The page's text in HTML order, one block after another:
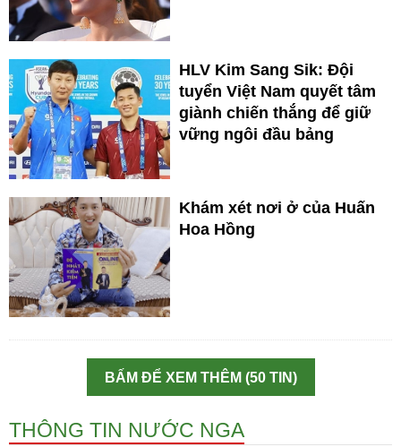
HLV Kim Sang Sik: Đội
tuyển Việt Nam quyết tâm
giành chiến thắng để giữ
vững ngôi đầu bảng
Khám xét nơi ở của Huấn
Hoa Hồng
BẤM ĐỂ XEM THÊM (50 TIN)
THÔNG TIN NƯỚC NGA